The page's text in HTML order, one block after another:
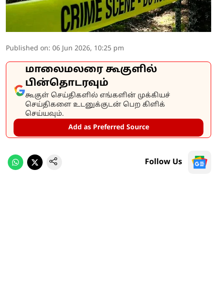
Published on: 06 Jun 2026, 10:25 pm
மாலைமலரை கூகுளில்
பின்தொடரவும்
கூகுள் செய்திகளில் எங்களின் முக்கியச்
செய்திகளை உடனுக்குடன் பெற கிளிக்
செய்யவும்.
Add as Preferred Source
Follow Us